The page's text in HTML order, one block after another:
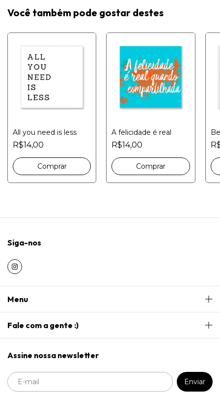
Você também pode gostar destes
All you need is less
R$14,00
A felicidade é real
R$14,00
Siga-nos
Menu
Fale com a gente :)
Assine nossa newsletter